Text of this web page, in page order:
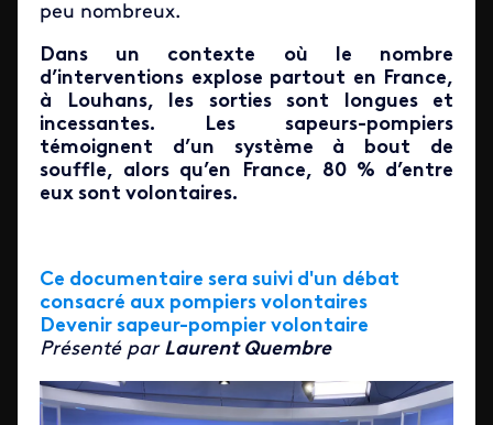
peu nombreux.
Dans un contexte où le nombre
d’interventions explose partout en France,
à Louhans, les sorties sont longues et
incessantes. Les sapeurs-pompiers
témoignent d’un système à bout de
souffle, alors qu’en France, 80 % d’entre
eux sont volontaires.
Ce documentaire sera suivi d'un débat
consacré aux pompiers volontaires
Devenir sapeur-pompier volontaire
Présenté par Laurent Quembre